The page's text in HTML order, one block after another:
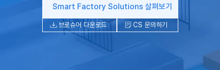
Smart Factory Solutions 살펴보기
브로슈어 다운로드 CS 문의하기